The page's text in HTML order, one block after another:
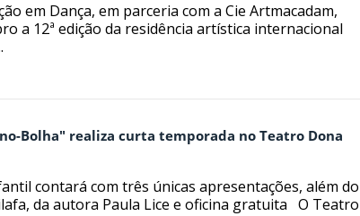
em Dança, em parceria com a Cie Artmacadam,
a 12ª edição da residência artística internacional
Bolha" realiza curta temporada no Teatro Dona
contará com três únicas apresentações, além do
da autora Paula Lice e oficina gratuita O Teatro